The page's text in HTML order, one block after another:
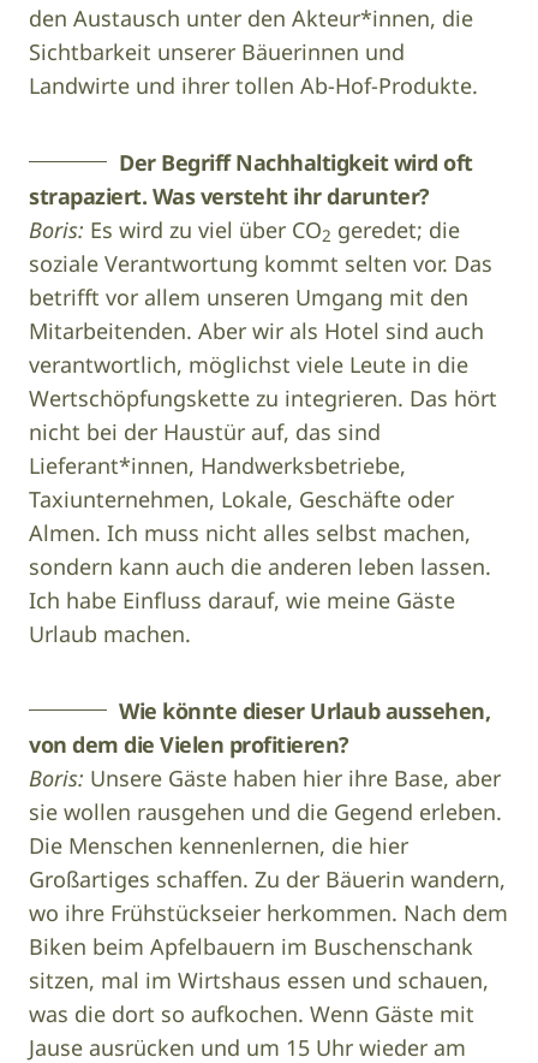
den Austausch unter den Akteur*innen, die
Sichtbarkeit unserer Bäuerinnen und
Landwirte und ihrer tollen Ab-Hof-Produkte.
Der Begriff Nachhaltigkeit wird oft
strapaziert. Was versteht ihr darunter?
Boris: Es wird zu viel über CO2 geredet; die
soziale Verantwortung kommt selten vor. Das
betrifft vor allem unseren Umgang mit den
Mitarbeitenden. Aber wir als Hotel sind auch
verantwortlich, möglichst viele Leute in die
Wertschöpfungskette zu integrieren. Das hört
nicht bei der Haustür auf, das sind
Lieferant*innen, Handwerksbetriebe,
Taxiunternehmen, Lokale, Geschäfte oder
Almen. Ich muss nicht alles selbst machen,
sondern kann auch die anderen leben lassen.
Ich habe Einfluss darauf, wie meine Gäste
Urlaub machen.
Wie könnte dieser Urlaub aussehen,
von dem die Vielen profitieren?
Boris: Unsere Gäste haben hier ihre Base, aber
sie wollen rausgehen und die Gegend erleben.
Die Menschen kennenlernen, die hier
Großartiges schaffen. Zu der Bäuerin wandern,
wo ihre Frühstückseier herkommen. Nach dem
Biken beim Apfelbauern im Buschenschank
sitzen, mal im Wirtshaus essen und schauen,
was die dort so aufkochen. Wenn Gäste mit
Jause ausrücken und um 15 Uhr wieder am